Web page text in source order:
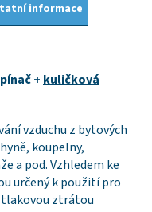
informace
+ kuličková
vzduchu z bytových
koupelny,
a pod. Vzhledem ke
určený k použití pro
ztrátou